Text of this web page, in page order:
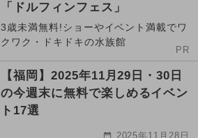
「ドルフィンフェス」
3歳未満無料!ショーやイベント満載でワ
クワク・ドキドキの水族館
PR
【福岡】2025年11月29日・30日
の今週末に無料で楽しめるイベン
ト17選
2025年11月28日